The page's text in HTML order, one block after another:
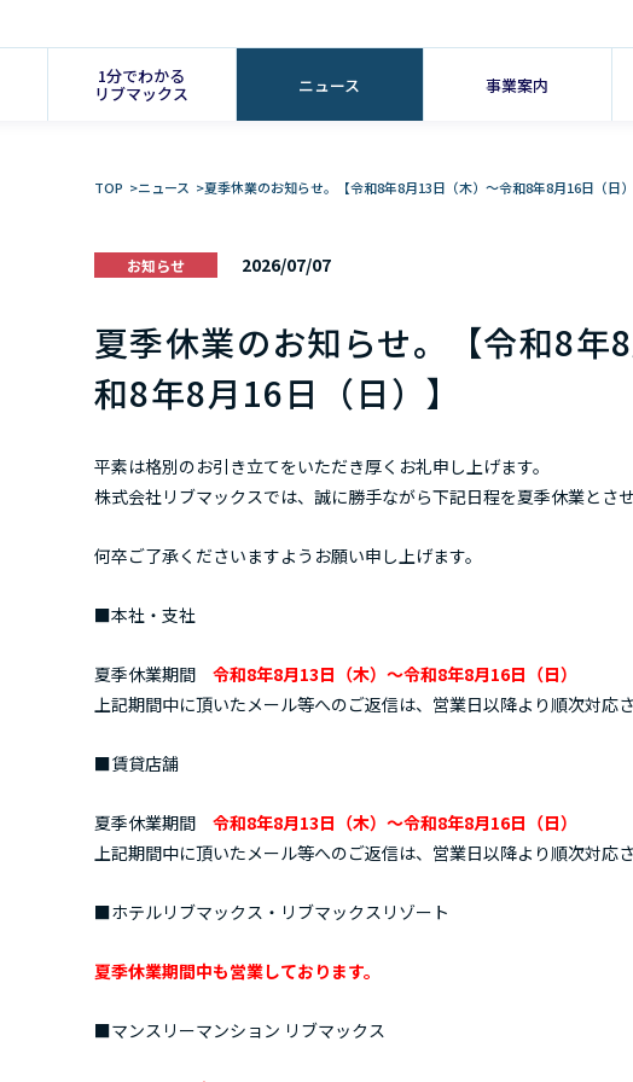
1分でわかる
リブマックス ニュース 事業案内
TOP >ニュース >夏季休業のお知らせ。【令和8年8月13日（木）～令和8年8月16日（日）
お知らせ 2026/07/07
夏季休業のお知らせ。【令和8年
和8年8月16日（日）】
平素は格別のお引き立てをいただき厚くお礼申し上げます。
株式会社リブマックスでは、誠に勝手ながら下記日程を夏季休業とさせ
何卒ご了承くださいますようお願い申し上げます。
■本社・支社
夏季休業期間 令和8年8月13日（木）～令和8年8月16日（日）
上記期間中に頂いたメール等へのご返信は、営業日以降より順次対応さ
■賃貸店舗
夏季休業期間 令和8年8月13日（木）～令和8年8月16日（日）
上記期間中に頂いたメール等へのご返信は、営業日以降より順次対応さ
■ホテルリブマックス・リブマックスリゾート
夏季休業期間中も営業しております。
■マンスリーマンション リブマックス